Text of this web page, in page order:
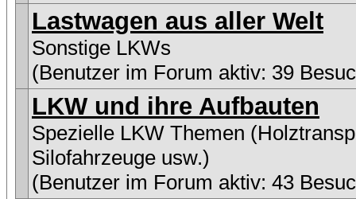
Lastwagen aus aller Welt
Sonstige LKWs
(Benutzer im Forum aktiv: 39
LKW und ihre Aufbauten
Spezielle LKW Themen
Silofahrzeuge usw.)
(Benutzer im Forum aktiv: 43